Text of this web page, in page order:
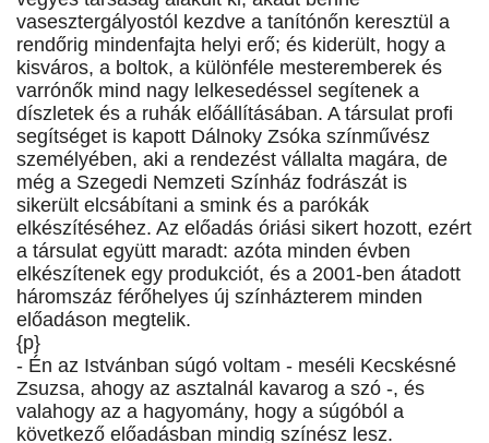
vasesztergályostól kezdve a tanítónőn keresztül a
rendőrig mindenfajta helyi erő; és kiderült, hogy a
kisváros, a boltok, a különféle mesteremberek és
varrónők mind nagy lelkesedéssel segítenek a
díszletek és a ruhák előállításában. A társulat profi
segítséget is kapott Dálnoky Zsóka színművész
személyében, aki a rendezést vállalta magára, de
még a Szegedi Nemzeti Színház fodrászát is
sikerült elcsábítani a smink és a parókák
elkészítéséhez. Az előadás óriási sikert hozott, ezért
a társulat együtt maradt: azóta minden évben
elkészítenek egy produkciót, és a 2001-ben átadott
háromszáz férőhelyes új színházterem minden
előadáson megtelik.
{p}
- Én az Istvánban súgó voltam - meséli Kecskésné
Zsuzsa, ahogy az asztalnál kavarog a szó -, és
valahogy az a hagyomány, hogy a súgóból a
következő előadásban mindig színész lesz.